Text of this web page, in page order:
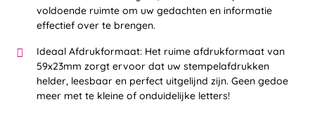
voldoende ruimte om uw gedachten en informatie
effectief over te brengen.
Ideaal Afdrukformaat: Het ruime afdrukformaat van
59x23mm zorgt ervoor dat uw stempelafdrukken
helder, leesbaar en perfect uitgelijnd zijn. Geen gedoe
meer met te kleine of onduidelijke letters!